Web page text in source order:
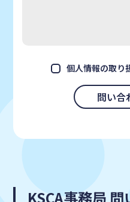
個人情報の取り
KSCA事務局